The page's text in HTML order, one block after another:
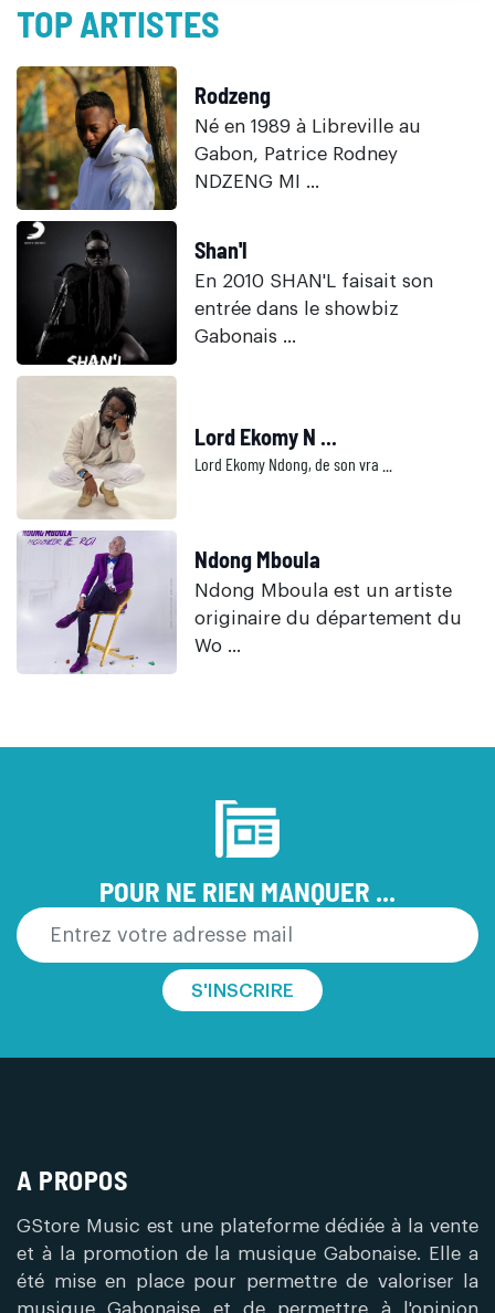
TOP ARTISTES
Rodzeng
Né en 1989 à Libreville au
Gabon, Patrice Rodney
NDZENG MI ...
Shan'l
En 2010 SHAN'L faisait son
entrée dans le showbiz
Gabonais ...
Lord Ekomy N ...
Lord Ekomy Ndong, de son vra ...
Ndong Mboula
Ndong Mboula est un artiste
originaire du département du
Wo ...
POUR NE RIEN MANQUER ...
S'INSCRIRE
A PROPOS
GStore Music est une plateforme dédiée à la vente
et à la promotion de la musique Gabonaise. Elle a
été mise en place pour permettre de valoriser la
musique Gabonaise et de permettre à l'opinion